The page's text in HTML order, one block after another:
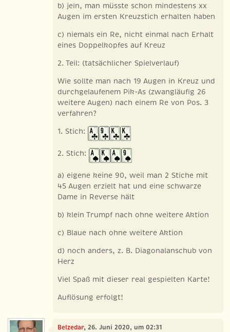
b) jein, man müsste schon mindestens xx
Augen im ersten Kreuzstich erhalten haben
c) niemals ein Re, nicht einmal nach Erhalt
eines Doppelkopfes auf Kreuz
2. Teil: (tatsächlicher Spielverlauf)
Wie sollte man nach 19 Augen in Kreuz und
durchgelaufenem Pik-As (zwangläufig 26
weitere Augen) nach einem Re von Pos. 3
verfahren?
1. Stich:
2. Stich:
a) eigene keine 90, weil man 2 Stiche mit
45 Augen erzielt hat und eine schwarze
Dame in Reverse hält
b) klein Trumpf nach ohne weitere Aktion
c) Blaue nach ohne weitere Aktion
d) noch anders, z. B. Diagonalanschub von
Herz
Viel Spaß mit dieser real gespielten Karte!
Auflösung erfolgt!
Belzedar, 26. Juni 2020, um 02:31